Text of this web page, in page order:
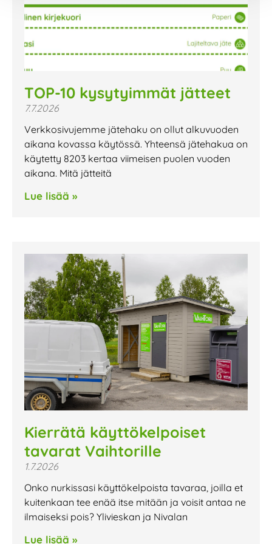
TOP-10 kysytyimmät jätteet
7.7.2026
Verkkosivujemme jätehaku on ollut alkuvuoden
aikana kovassa käytössä. Yhteensä jätehakua on
käytetty 8203 kertaa viimeisen puolen vuoden
aikana. Mitä jätteitä
Lue lisää »
Kierrätä käyttökelpoiset
tavarat Vaihtorille
1.7.2026
Onko nurkissasi käyttökelpoista tavaraa, joilla et
kuitenkaan tee enää itse mitään ja voisit antaa ne
ilmaiseksi pois? Ylivieskan ja Nivalan
Lue lisää »